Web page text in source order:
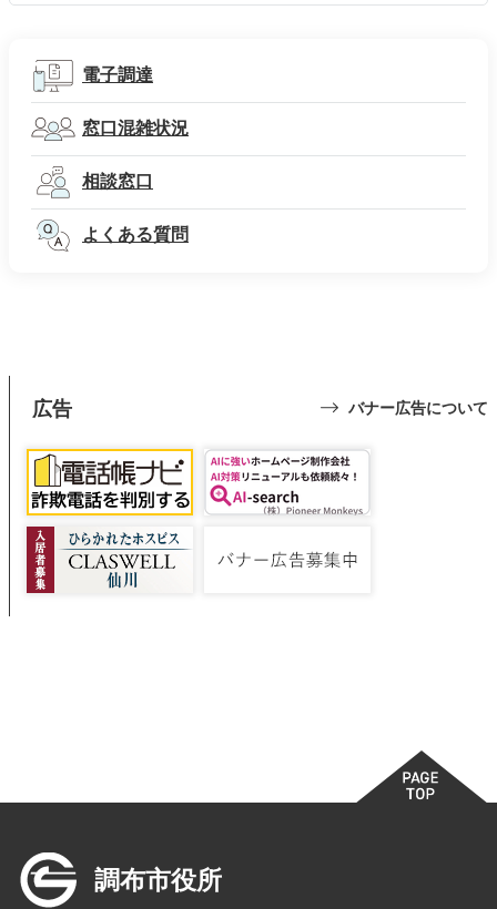
電子調達
窓口混雑状況
相談窓口
よくある質問
広告 バナー広告について
調布市役所